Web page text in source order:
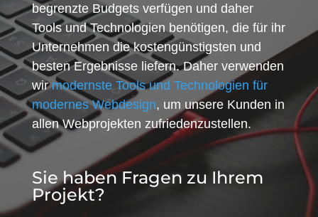
begrenzte Budgets verfügen und daher
Tools und Technologien benötigen, die für ihr
Unternehmen die kostengünstigsten und
besten Ergebnisse liefern. Daher verwenden
wirmodernste Tools und Technologien für
modernes Webdesign, um unsere Kunden in
allen Webprojekten zufriedenzustellen.
Sie haben Fragen zu Ihrem
Projekt?